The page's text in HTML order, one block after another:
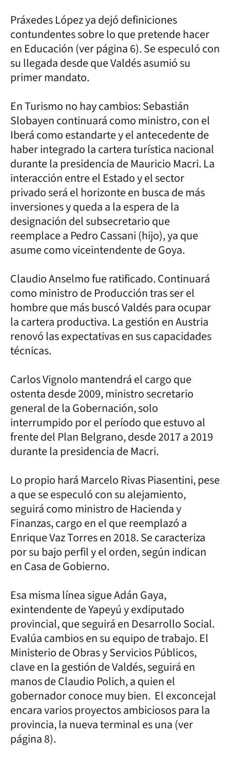
Práxedes López ya dejó definiciones
contundentes sobre lo que pretende hacer
en Educación (ver página 6). Se especuló con
su llegada desde que Valdés asumió su
primer mandato.
En Turismo no hay cambios: Sebastián
Slobayen continuará como ministro, con el
Iberá como estandarte y el antecedente de
haber integrado la cartera turística nacional
durante la presidencia de Mauricio Macri. La
interacción entre el Estado y el sector
privado será el horizonte en busca de más
inversiones y queda a la espera de la
designación del subsecretario que
reemplace a Pedro Cassani (hijo), ya que
asume como viceintendente de Goya.
Claudio Anselmo fue ratificado. Continuará
como ministro de Producción tras ser el
hombre que más buscó Valdés para ocupar
la cartera productiva. La gestión en Austria
renovó las expectativas en sus capacidades
técnicas.
Carlos Vignolo mantendrá el cargo que
ostenta desde 2009, ministro secretario
general de la Gobernación, solo
interrumpido por el período que estuvo al
frente del Plan Belgrano, desde 2017 a 2019
durante la presidencia de Macri.
Lo propio hará Marcelo Rivas Piasentini, pese
a que se especuló con su alejamiento,
seguirá como ministro de Hacienda y
Finanzas, cargo en el que reemplazó a
Enrique Vaz Torres en 2018. Se caracteriza
por su bajo perfil y el orden, según indican
en Casa de Gobierno.
Esa misma línea sigue Adán Gaya,
exintendente de Yapeyú y exdiputado
provincial, que seguirá en Desarrollo Social.
Evalúa cambios en su equipo de trabajo. El
Ministerio de Obras y Servicios Públicos,
clave en la gestión de Valdés, seguirá en
manos de Claudio Polich, a quien el
gobernador conoce muy bien. El exconcejal
encara varios proyectos ambiciosos para la
provincia, la nueva terminal es una (ver
página 8).